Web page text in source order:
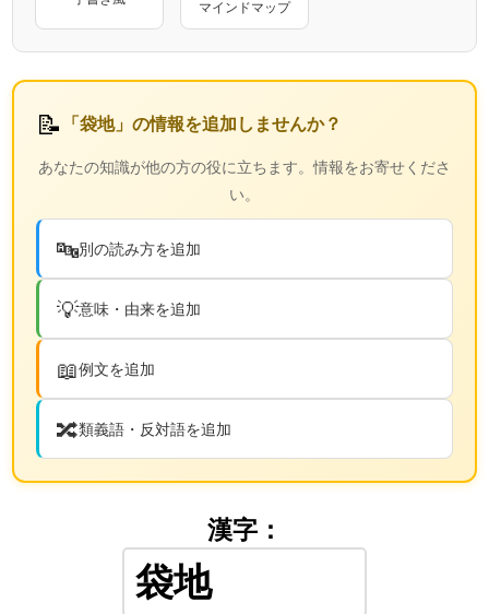
マインドマップ
📝 「袋地」の情報を追加しませんか？
あなたの知識が他の方の役に立ちます。情報をお寄せくださ
い。
🔤別の読み方を追加
💡意味・由来を追加
📖例文を追加
🔀類義語・反対語を追加
漢字：